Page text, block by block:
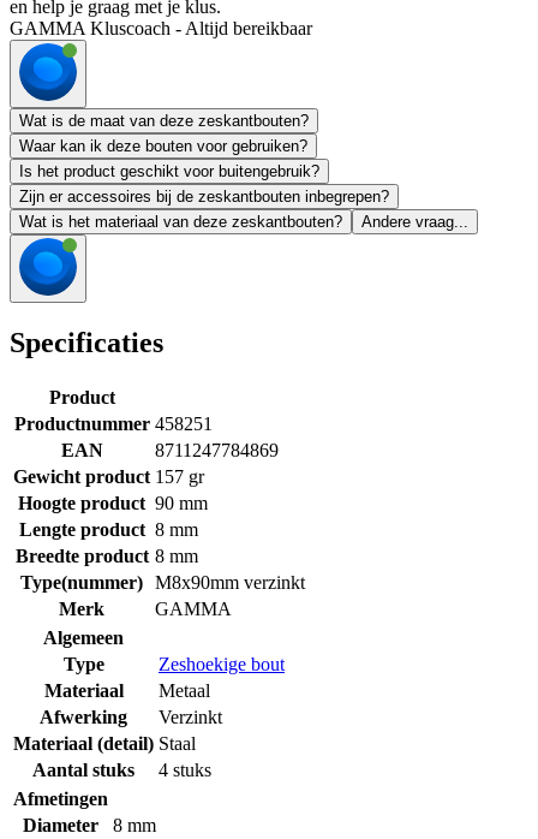
en help je graag met je klus.
GAMMA Kluscoach - Altijd bereikbaar
Wat is de maat van deze zeskantbouten?
Waar kan ik deze bouten voor gebruiken?
Is het product geschikt voor buitengebruik?
Zijn er accessoires bij de zeskantbouten inbegrepen?
Wat is het materiaal van deze zeskantbouten?
Andere vraag...
Specificaties
Product
Productnummer 458251
EAN
8711247784869
Gewicht product 157 gr
Hoogte product 90 mm
Lengte product 8 mm
Breedte product 8 mm
Type(nummer) M8x90mm verzinkt
Merk
GAMMA
Algemeen
Type
Zeshoekige bout
Materiaal
Metaal
Afwerking
Verzinkt
Materiaal (detail) Staal
Aantal stuks
4 stuks
Afmetingen
Diameter
8 mm